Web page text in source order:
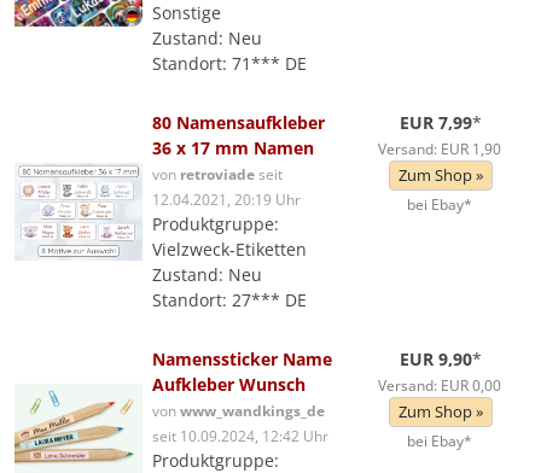
Sonstige
Zustand: Neu
Standort: 71*** DE
80 Namensaufkleber
36 x 17 mm Namen
von retroviadeseit
12.04.2021, 20:19 Uhr
Produktgruppe:
Vielzweck-Etiketten
Zustand: Neu
Standort: 27*** DE
EUR 7,99*
Versand: EUR 1,90
Zum Shop »
bei Ebay*
Namenssticker Name
Aufkleber Wunsch
vonwww_wandkings_de
seit 10.09.2024, 12:42 Uhr
Produktgruppe:
EUR 9,90*
Versand: EUR 0,00
Zum Shop »
bei Ebay*